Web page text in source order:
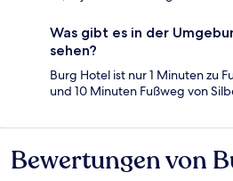
Was gibt es in der
sehen?
Burg Hotel ist nur 1 Minuten zu
und 10 Minuten Fußweg von
Bewertungen
Bewertungen von